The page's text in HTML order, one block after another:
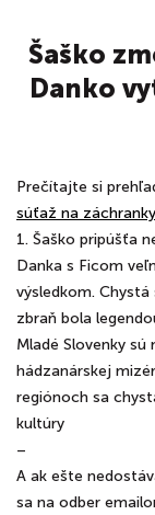
Šaško
Danko
Prečítajte si
súťaž na
1. Šaško pripúšťa
Danka s Ficom
výsledkom.
zbraň bola
Mladé Slovenky
hádzanárskej
regiónoch sa
kultúry
–
A ak ešte
sa na odber